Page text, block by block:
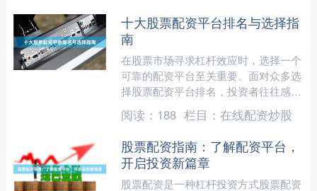
十大股票配资平台排名与选择指
南
在股票市场寻求杠杆效应时，选择一个
可靠的配资平台至关重要。面对众多选
择股票配资平台排名，投资者往往感到
困惑。本文旨在提供一份清晰的排名参
考与选择指南，助您做出明....
阅读： 188 栏目： 在线配资炒股
股票配资指南：了解配资平台，
开启投资新篇章
股票配资是一种杠杆投资方式股票配资